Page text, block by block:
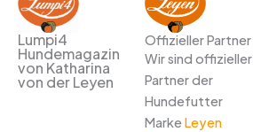
Lumpi4
Hundemagazin
von Katharina
von der Leyen
Offizieller Partner
Wir sind offizieller
Partner der
Hundefutter
Marke Leyen